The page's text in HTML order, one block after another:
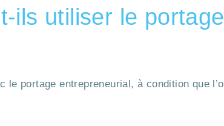
ils utiliser le portage
le portage entrepreneurial, à condition que